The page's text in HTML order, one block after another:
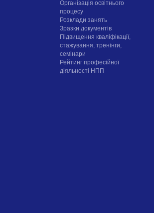
Організація освітнього
процесу
Розклади занять
Зразки документів
Підвищення кваліфікації,
стажування, тренінги,
семінари
Рейтинг професійної
діяльності НПП